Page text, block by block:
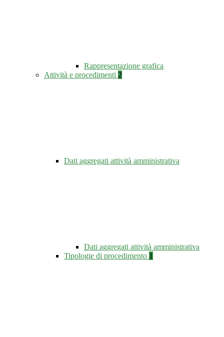
Rappresentazione grafica
Attività e procedimenti 2
Dati aggregati attività amministrativa
Dati aggregati attività amministrativa
Tipologie di procedimento 1